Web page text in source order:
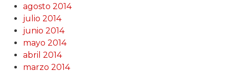
agosto 2014
julio 2014
junio 2014
mayo 2014
abril 2014
marzo 2014